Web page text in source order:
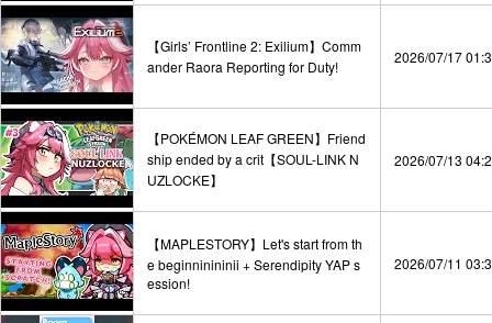
【Girls’ Frontline 2: Exilium】Comm
ander Raora Reporting for Duty!
2026/07/17
【POKÉMON LEAF GREEN】Friend
ship ended by a crit【SOUL-LINK N
UZLOCKE】
2026/07/13
【MAPLESTORY】Let's start from th
e beginninininii + Serendipity YAP s
ession!
2026/07/11